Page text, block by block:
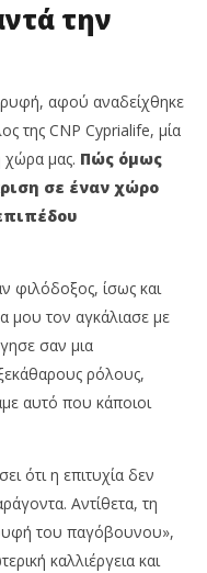
την
αφού αναδείχθηκε
της CNP Cyprialife, μία
χώρα μας. Πώς όμως
σε έναν χώρο
φιλόδοξος, ίσως και
μου τον αγκάλιασε με
σαν μια
ρόλους,
αυτό που κάποιοι
ότι η επιτυχία δεν
Αντίθετα, τη
του παγόβουνου»,
καλλιέργεια και